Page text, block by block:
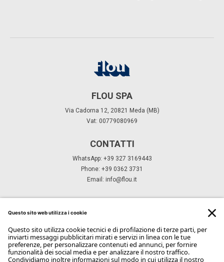
FLOU SPA
Via Cadorna 12, 20821 Meda (MB)
Vat: 00779080969
CONTATTI
WhatsApp: +39 327 3169443
Phone: +39 0362 3731
Email: info@flou.it
Iscriviti